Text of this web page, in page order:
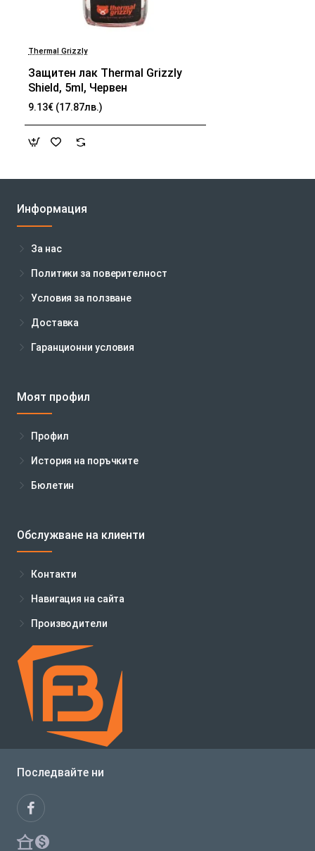
Thermal Grizzly
Защитен лак Thermal Grizzly
Shield, 5ml, Червен
9.13€ (17.87лв.)
Информация
За нас
Политики за поверителност
Условия за ползване
Доставка
Гаранционни условия
Моят профил
Профил
История на поръчките
Бюлетин
Обслужване на клиенти
Контакти
Навигация на сайта
Производители
Последвайте ни